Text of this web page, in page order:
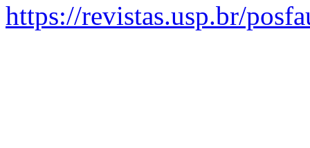
https://revistas.usp.br/